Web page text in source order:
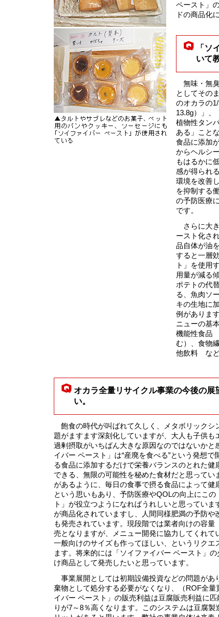
ペースト」
ドの商品化
「ソ
いて
無味・無
としてその
のオカラの
13.8g）」、
植物性タン
ある」こと
食品に添加
からヘルシ
もはるかに
感が得られ
環境を改善
を抑制する
の予防医療
です。
さらに大
ースト化さ
品自体が油
すると一層
ト」を使用
用量が減る
ポテトの代
る、魚肉ソ
キの生地に
例がありま
ニューの基
機能性食品
む）、食物
他飲料 など
オカラ全量リサイクル事業の今後の展
い。
飽食の時代が叫ばれて久しく、メタボリックシ
題がますます深刻化していますが、大人も子供も
過剰摂取がいちばん大きな原因なのではないかと
イバー ペースト」は“産廃を食べる”という発想
る食品に添加するだけで栄養バランスのとれた健
できる、無限の可能性を秘めた食材だと思ってい
があるように、毎日の食事で摂る食品によって健
という思いもあり、予防医療やQOLの向上にこ
ト」が役立つようになればうれしいと思ってい
が商品化されていますし、人間同様肥満の予防や
も発売されています。現段階では業者向けの容量
売となりますが、メニュー開発に協力してくれて
一般向けのサイズも作ってほしい、というリクエ
ます。将来的には「ソイファイバー ペースト」
け商品として発売したいと思っています。
事業展開としては初期設備投資などの問題があ
棄物として処分する必要がなくなり、（ROF全
イバー ペースト」の販売利益は豆腐販売利益に
りが7～8％高くなります。このシステムは豆腐